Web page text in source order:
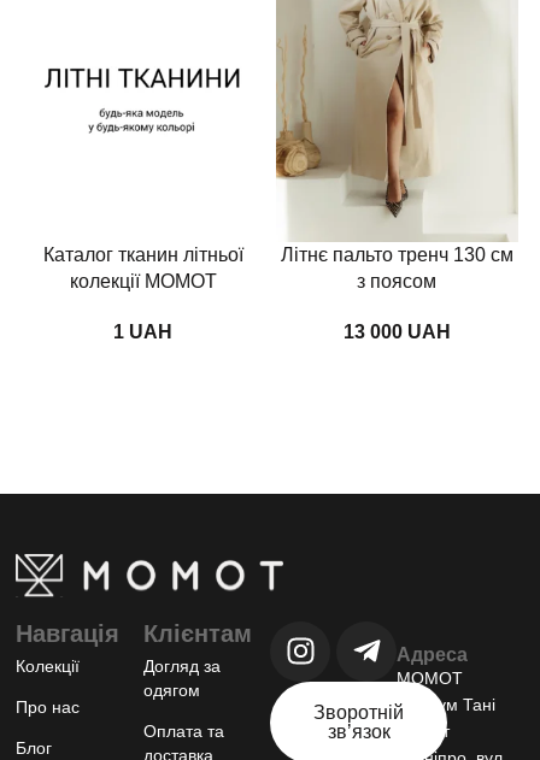
Каталог тканин літньої
колекції MOMOT
UAH
Літнє пальто тренч 130 см
з поясом
UAH
Адреса
МОМОТ
шоурум Тані
Момот
Навгація
Колекції
Про нас
Блог
Клієнтам
Догляд за
одягом
Оплата та
доставка
Зворотній
звʼязок